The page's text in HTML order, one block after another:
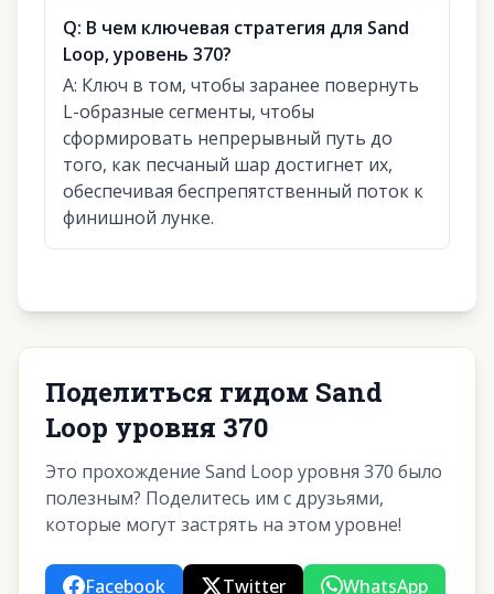
Q: В чем ключевая стратегия для Sand
Loop, уровень 370?
A: Ключ в том, чтобы заранее повернуть
L-образные сегменты, чтобы
сформировать непрерывный путь до
того, как песчаный шар достигнет их,
обеспечивая беспрепятственный поток к
финишной лунке.
Поделиться гидом Sand
Loop уровня 370
Это прохождение Sand Loop уровня 370 было
полезным? Поделитесь им с друзьями,
которые могут застрять на этом уровне!
Facebook Twitter WhatsApp